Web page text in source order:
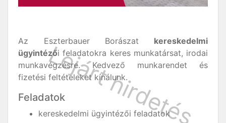
Az Eszterbauer Borászat kereskedelmi
ügyintézői feladatokra keres munkatársat, irodai
munkavégzésre. Kedvező munkarendet és
fizetési feltételeket kínálunk.
Feladatok
kereskedelmi ügyintézői feladatok